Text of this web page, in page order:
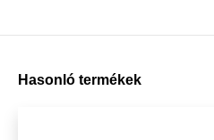
Hasonló termékek